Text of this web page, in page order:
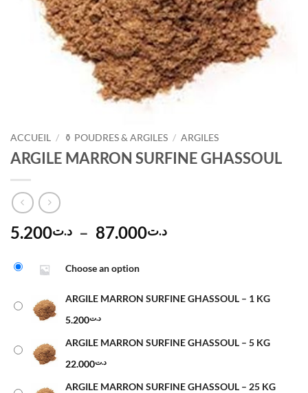
ACCUEIL / ⚱️ POUDRES & ARGILES / ARGILES
ARGILE MARRON SURFINE GHASSOUL
د.ت5.200 – د.ت87.000
Plage
à
Choose an option
ARGILE MARRON SURFINE GHASSOUL – 1 KG
د.ت5.200
ARGILE MARRON SURFINE GHASSOUL – 5 KG
د.ت22.000
ARGILE MARRON SURFINE GHASSOUL – 25 KG